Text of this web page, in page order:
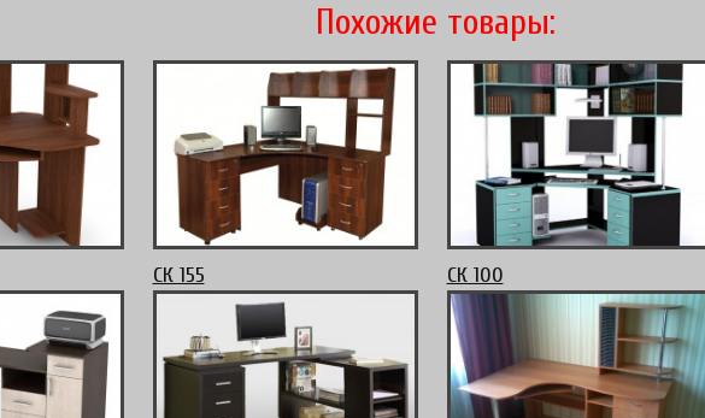
Похожие товары:
СК 155 СК 100